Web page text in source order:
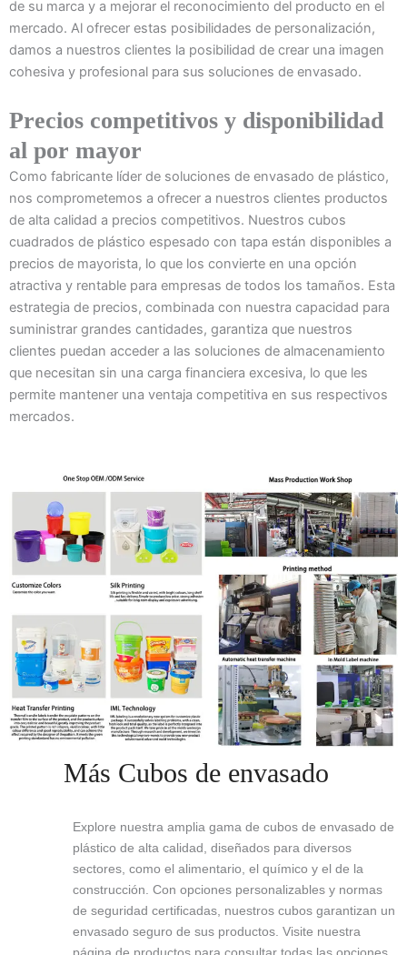
de su marca y a mejorar el reconocimiento del producto en el
mercado. Al ofrecer estas posibilidades de personalización,
damos a nuestros clientes la posibilidad de crear una imagen
cohesiva y profesional para sus soluciones de envasado.
Precios competitivos y disponibilidad
al por mayor
Como fabricante líder de soluciones de envasado de plástico,
nos comprometemos a ofrecer a nuestros clientes productos
de alta calidad a precios competitivos. Nuestros cubos
cuadrados de plástico espesado con tapa están disponibles a
precios de mayorista, lo que los convierte en una opción
atractiva y rentable para empresas de todos los tamaños. Esta
estrategia de precios, combinada con nuestra capacidad para
suministrar grandes cantidades, garantiza que nuestros
clientes puedan acceder a las soluciones de almacenamiento
que necesitan sin una carga financiera excesiva, lo que les
permite mantener una ventaja competitiva en sus respectivos
mercados.
Más Cubos de envasado
Explore nuestra amplia gama de cubos de envasado de
plástico de alta calidad, diseñados para diversos
sectores, como el alimentario, el químico y el de la
construcción. Con opciones personalizables y normas
de seguridad certificadas, nuestros cubos garantizan un
envasado seguro de sus productos. Visite nuestra
página de productos para consultar todas las opciones